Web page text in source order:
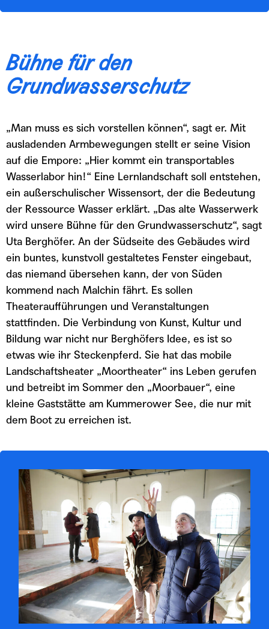
Bühne für den
Grundwasserschutz
„Man muss es sich vorstellen können“, sagt er. Mit
ausladenden Armbewegungen stellt er seine Vision
auf die Empore: „Hier kommt ein transportables
Wasserlabor hin!“ Eine Lernlandschaft soll entstehen,
ein außerschulischer Wissensort, der die Bedeutung
der Ressource Wasser erklärt. „Das alte Wasserwerk
wird unsere Bühne für den Grundwasserschutz“, sagt
Uta Berghöfer. An der Südseite des Gebäudes wird
ein buntes, kunstvoll gestaltetes Fenster eingebaut,
das niemand übersehen kann, der von Süden
kommend nach Malchin fährt. Es sollen
Theateraufführungen und Veranstaltungen
stattfinden. Die Verbindung von Kunst, Kultur und
Bildung war nicht nur Berghöfers Idee, es ist so
etwas wie ihr Steckenpferd. Sie hat das mobile
Landschaftsheater „Moortheater“ ins Leben gerufen
und betreibt im Sommer den „Moorbauer“, eine
kleine Gaststätte am Kummerower See, die nur mit
dem Boot zu erreichen ist.